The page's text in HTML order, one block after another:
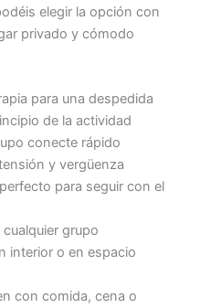
elegir la opción con
privado y cómodo
para una despedida
de la actividad
conecte rápido
y vergüenza
para seguir con el
grupo
interior o en espacio
con comida, cena o